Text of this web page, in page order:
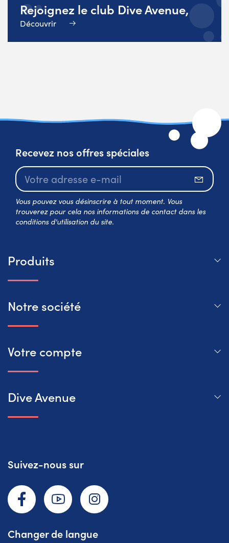
Rejoignez le club Dive Avenue,
Découvrir
Recevez nos offres spéciales
Vous pouvez vous désinscrire à tout moment. Vous
trouverez pour cela nos informations de contact dans les
conditions d'utilisation du site.
Produits
Notre société
Votre compte
Dive Avenue
Suivez-nous sur
Changer de langue